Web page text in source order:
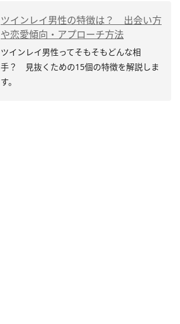
ツインレイ男性の特徴は？ 出会い方
や恋愛傾向・アプローチ方法
ツインレイ男性ってそもそもどんな相
手？ 見抜くための15個の特徴を解説しま
す。